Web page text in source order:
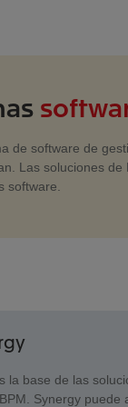
de software de
Las soluciones de
software.
la base de las
Synergy puede